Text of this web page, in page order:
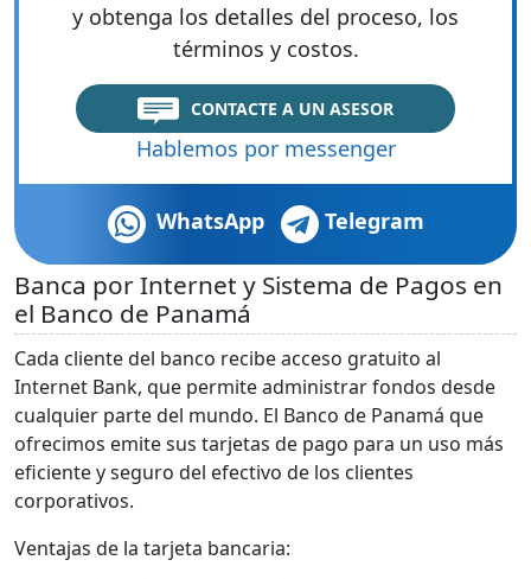
y obtenga los detalles del proceso, los
términos y costos.
CONTACTE A UN ASESOR
Hablemos por messenger
WhatsApp Telegram
Banca por Internet y Sistema de Pagos en
el Banco de Panamá
Cada cliente del banco recibe acceso gratuito al
Internet Bank, que permite administrar fondos desde
cualquier parte del mundo. El Banco de Panamá que
ofrecimos emite sus tarjetas de pago para un uso más
eficiente y seguro del efectivo de los clientes
corporativos.
Ventajas de la tarjeta bancaria: